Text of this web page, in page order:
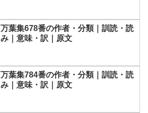
万葉集678番の作者・分類｜訓読・読
み｜意味・訳｜原文
万葉集784番の作者・分類｜訓読・読
み｜意味・訳｜原文